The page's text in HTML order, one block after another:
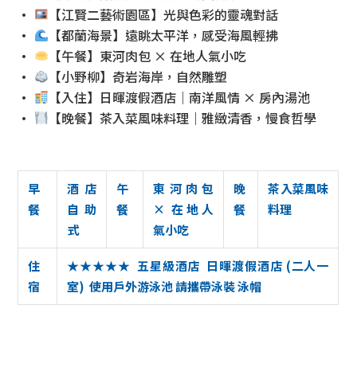
•
【江賢二藝術園區】光與色彩的靈魂對話
•
【都蘭海景】遠眺太平洋，感受海風輕拂
•
【午餐】東河肉包 × 在地人氣小吃
•
【小野柳】奇岩海岸，自然雕塑
•
【入住】日暉渡假酒店｜南洋風情 × 房內湯池
•
【晚餐】茶入菜風味料理｜雅緻清香，慢食哲學
早
餐
酒店
自助
式
午
餐
東河肉包
× 在地人
氣小吃
晚
餐
茶入菜風味
料理
住
宿
★★★★★ 五星級酒店 日暉渡假酒店 (二人一
室) 使用戶外游泳池 請攜帶泳裝 泳帽